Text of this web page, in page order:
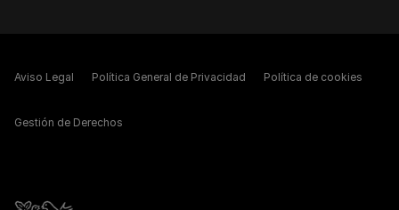
Aviso Legal Política General de Privacidad Política de cookies
Gestión de Derechos